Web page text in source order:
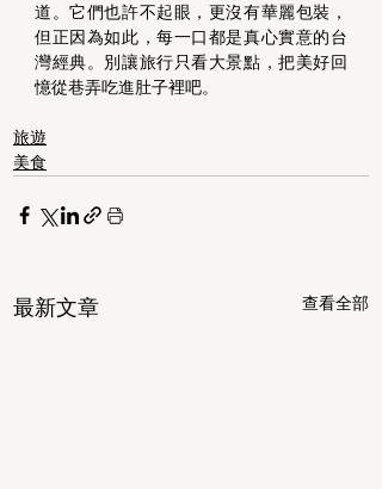
道。它們也許不起眼，更沒有華麗包裝，
但正因為如此，每一口都是真心實意的台
灣經典。別讓旅行只看大景點，把美好回
憶從巷弄吃進肚子裡吧。
旅遊
美食
最新文章 查看全部